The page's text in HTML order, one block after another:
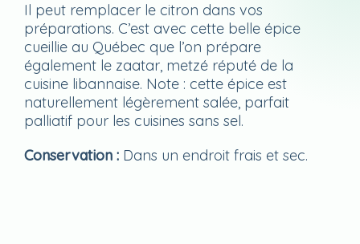
Il peut remplacer le citron dans vos
préparations. C’est avec cette belle épice
cueillie au Québec que l’on prépare
également le zaatar, metzé réputé de la
cuisine libannaise. Note : cette épice est
naturellement légèrement salée, parfait
palliatif pour les cuisines sans sel.
Conservation : Dans un endroit frais et sec.